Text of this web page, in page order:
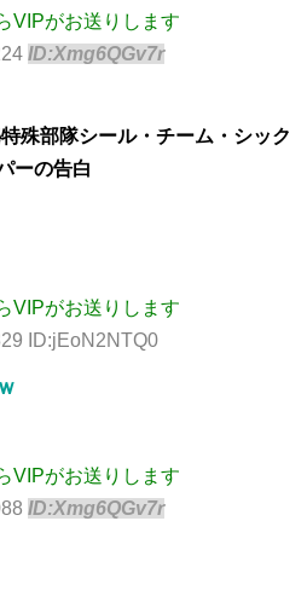
VIPがお送りします
ID:Xmg6QGv7r
殊部隊シール・チーム・シック
ーの告白
VIPがお送りします
ID:jEoN2NTQ0
VIPがお送りします
ID:Xmg6QGv7r